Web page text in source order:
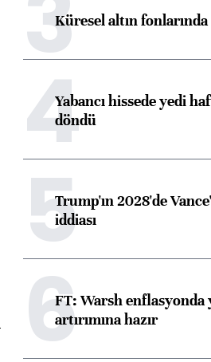
Küresel altın
4Yabancı hissede yedi
döndü
5Trump'ın 2028'de
iddiası
6FT: Warsh enflasyonda
artırımına hazır